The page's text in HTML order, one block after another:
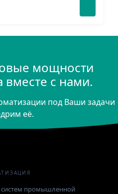
мощности
вместе с нами.
под Ваши задачи
её.
систем промышленной